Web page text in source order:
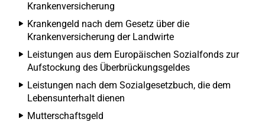
Krankenversicherung
Krankengeld nach dem Gesetz über die
Krankenversicherung der Landwirte
Leistungen aus dem Europäischen Sozialfonds zur
Aufstockung des Überbrückungsgeldes
Leistungen nach dem Sozialgesetzbuch, die dem
Lebensunterhalt dienen
Mutterschaftsgeld